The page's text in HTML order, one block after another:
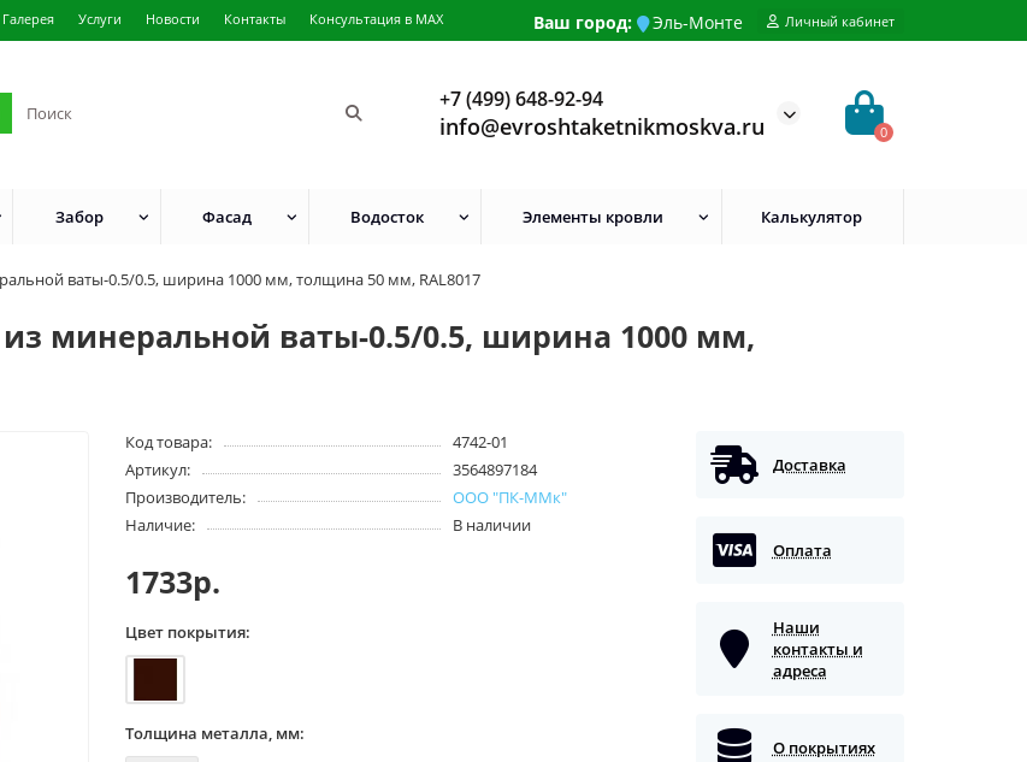
Галерея Услуги Новости Контакты Консультация в MAX Ваш город: Эль-Монте Личный кабинет
+7 (499) 648-92-94
info@evroshtaketnikmoskva.ru 0
Забор Фасад Водосток Элементы кровли Калькулятор
ваты-0.5/0.5, ширина 1000 мм, толщина 50 мм, RAL8017
минеральной ваты-0.5/0.5, ширина 1000 мм,
Код товара:
4742-01
Артикул:
3564897184
Производитель:
ООО "ПК-ММк"
Наличие:
В наличии
1733р.
Цвет покрытия:
Толщина металла, мм:
Доставка
Оплата
Наши
контакты и
адреса
О покрытиях